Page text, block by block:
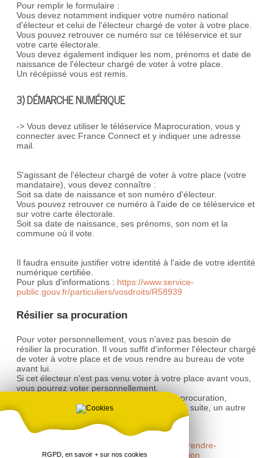
Pour remplir le formulaire :
Vous devez notamment indiquer votre numéro national
d'électeur et celui de l'électeur chargé de voter à votre place.
Vous pouvez retrouver ce numéro sur ce téléservice et sur
votre carte électorale.
Vous devez également indiquer les nom, prénoms et date de
naissance de l'électeur chargé de voter à votre place.
Un récépissé vous est remis.
3) DÉMARCHE NUMÉRIQUE
-> Vous devez utiliser le téléservice Maprocuration, vous y
connecter avec France Connect et y indiquer une adresse
mail.
S'agissant de l'électeur chargé de voter à votre place (votre
mandataire), vous devez connaître :
Soit sa date de naissance et son numéro d'électeur.
Vous pouvez retrouver ce numéro à l'aide de ce téléservice et
sur votre carte électorale.
Soit sa date de naissance, ses prénoms, son nom et la
commune où il vote.
Il faudra ensuite justifier votre identité à l'aide de votre identité
numérique certifiée.
Pour plus d'informations : https://www.service-
public.gouv.fr/particuliers/vosdroits/R58939
Résilier sa procuration
Pour voter personnellement, vous n'avez pas besoin de
résilier la procuration. Il vous suffit d'informer l'électeur chargé
de voter à votre place et de vous rendre au bureau de vote
avant lui.
Si cet électeur n'est pas venu voter à votre place avant vous,
vous pourrez voter personnellement.
Vous pouvez toutefois choisir de résilier la procuration,
notamment si vous souhaitez charger, par la suite, un autre
électeur de voter à votre place.
Source de l'image
https://www.elections.interieur.gouv.fr/comprendre-
elections/comment-je-vote/vote-par-procuration
RGPD, en savoir + sur nos cookies